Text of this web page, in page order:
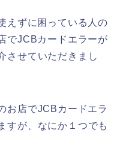
えずに困っている人の
でJCBカードエラーが
させていただきまし
お店でJCBカードエラ
すが、なにか１つでも